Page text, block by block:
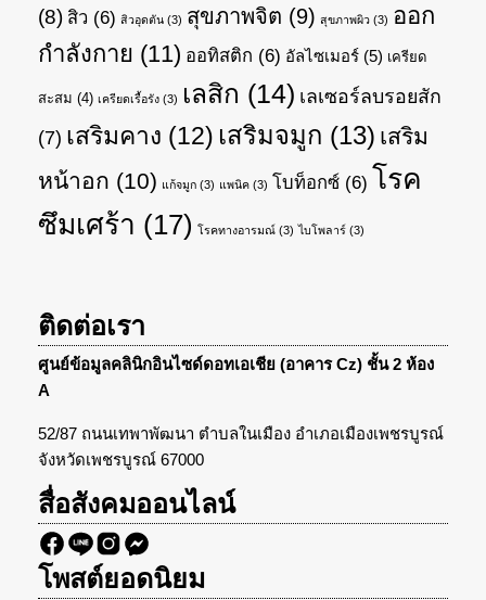
(8) สิว (6) สิวอุดตัน (3) สุขภาพจิต (9) สุขภาพผิว (3) ออก
กำลังกาย (11) ออทิสติก (6) อัลไซเมอร์ (5) เครียด
สะสม (4) เครียดเรื้อรัง (3) เลสิก (14) เลเซอร์ลบรอยสัก
(7) เสริมคาง (12) เสริมจมูก (13) เสริม
หน้าอก (10) แก้จมูก (3) แพนิค (3) โบท็อกซ์ (6) โรค
ซึมเศร้า (17) โรคทางอารมณ์ (3) ไบโพลาร์ (3)
ติดต่อเรา
ศูนย์ข้อมูลคลินิกอินไซด์ดอทเอเชีย (อาคาร Cz) ชั้น 2 ห้อง
A
52/87 ถนนเทพาพัฒนา ตำบลในเมือง อำเภอเมืองเพชรบูรณ์
จังหวัดเพชรบูรณ์ 67000
สื่อสังคมออนไลน์
โพสต์ยอดนิยม